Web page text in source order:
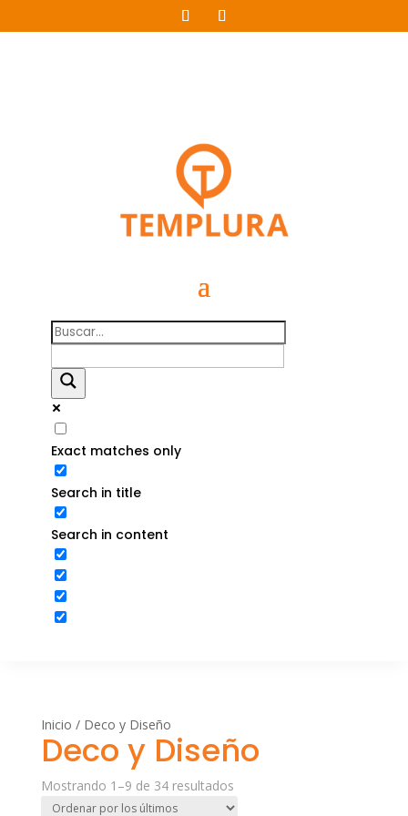
Exact matches only
Search in title
Search in content
Inicio / Deco y Diseño
Deco y Diseño
Mostrando 1–9 de 34 resultadosOrdenado
por